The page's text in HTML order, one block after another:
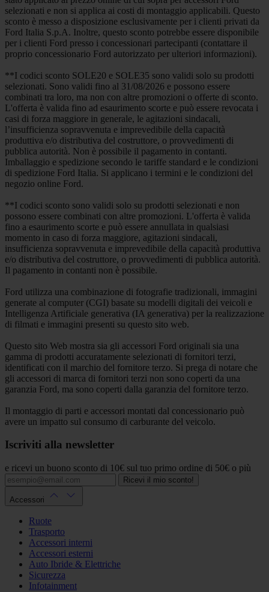
selezionati e non si applica ai costi di montaggio applicabili. Questo
sconto è messo a disposizione esclusivamente per i clienti privati da
Ford Italia S.p.A. Inoltre, questo sconto potrebbe essere disponibile
per i clienti Ford presso i concessionari partecipanti (contattare il
proprio concessionario Ford autorizzato per ulteriori informazioni).
**I codici sconto SOLE20 e SOLE35 sono validi solo su prodotti
selezionati. Sono validi fino al 31/08/2026 e possono essere
combinati tra loro, ma non con altre promozioni o offerte di sconto.
L'offerta è valida fino ad esaurimento scorte e può essere revocata i
casi di forza maggiore in generale, le agitazioni sindacali,
l’insufficienza sopravvenuta e imprevedibile della capacità
produttiva e/o distributiva del costruttore, o provvedimenti di
pubblica autorità. Non è possibile il pagamento in contanti.
Imballaggio e spedizione secondo le tariffe standard e le condizioni
di spedizione Ford Italia. Si applicano i termini e le condizioni del
negozio online Ford.
**I codici sconto sono validi solo su prodotti selezionati e non
possono essere combinati con altre promozioni. L'offerta è valida
fino a esaurimento scorte e può essere annullata in qualsiasi
momento in caso di forza maggiore, agitazioni sindacali,
insufficienza sopravvenuta e imprevedibile della capacità produttiva
e/o distributiva del costruttore, o provvedimenti di pubblica autorità.
Il pagamento in contanti non è possibile.
Ford utilizza una combinazione di fotografie tradizionali, immagini
generate al computer (CGI) basate su modelli digitali dei veicoli e
Intelligenza Artificiale generativa (IA generativa) per la realizzazione
di filmati e immagini presenti su questo sito web.
Questo sito Web mostra sia gli accessori Ford originali sia una
gamma di prodotti accuratamente selezionati di fornitori terzi,
identificati con il marchio del fornitore terzo. Si prega di notare che
gli accessori di marca di fornitori terzi non sono coperti da una
garanzia Ford, ma sono coperti dalla garanzia del fornitore terzo.
Il montaggio di parti e accessori montati dal concessionario può
avere un impatto sul consumo di carburante del veicolo.
Iscriviti alla newsletter
e ricevi un buono sconto di 10€ sul tuo primo ordine di 50€ o più
Ricevi il mio sconto!
Accessori
Ruote
Trasporto
Accessori interni
Accessori esterni
Auto Ibride & Elettriche
Sicurezza
Infotainment